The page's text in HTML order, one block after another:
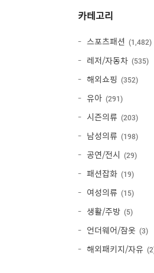
카테고리
스포츠패션 1,482
레저/자동차 535
해외쇼핑 352
유아 291
시즌의류 203
남성의류 198
공연/전시 29
패션잡화 19
여성의류 15
생활/주방 5
언더웨어/잠옷 3
해외패키지/자유 2